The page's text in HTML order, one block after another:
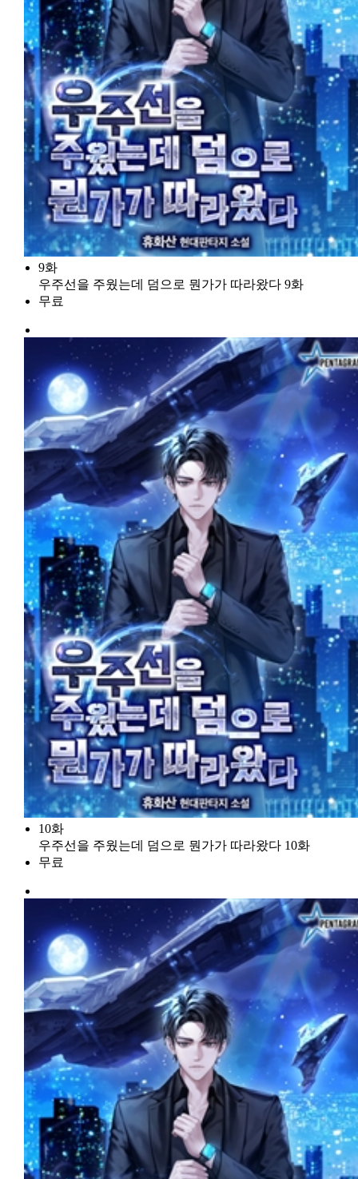
9화
우주선을 주웠는데 덤으로 뭔가가 따라왔다 9화
무료
10화
우주선을 주웠는데 덤으로 뭔가가 따라왔다 10화
무료